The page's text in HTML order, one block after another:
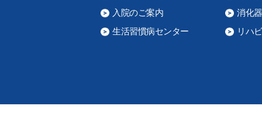
入院のご案内
消化
生活習慣病センター
リハ